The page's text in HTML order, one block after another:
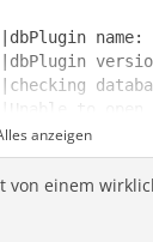
anzeigen
einem